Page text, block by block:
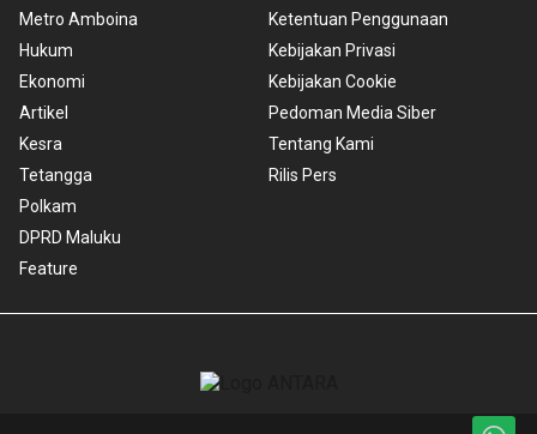
Metro Amboina
Hukum
Ekonomi
Artikel
Kesra
Tetangga
Polkam
DPRD Maluku
Feature
Ketentuan Penggunaan
Kebijakan Privasi
Kebijakan Cookie
Pedoman Media Siber
Tentang Kami
Rilis Pers